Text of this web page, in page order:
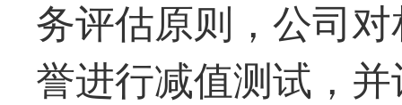
务评估原则，公司
誉进行减值测试，